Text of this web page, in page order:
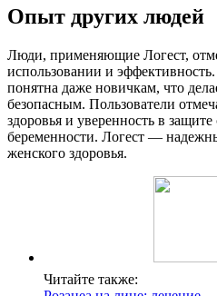
Опыт других людей
Люди, применяющие Логест,
использовании и
понятна даже новичкам, что
безопасным. Пользователи
здоровья и уверенность в
беременности. Логест —
женского здоровья.
Читайте также: